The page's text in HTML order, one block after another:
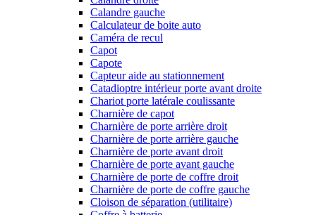
Calandre gauche
Calculateur de boite auto
Caméra de recul
Capot
Capote
Capteur aide au stationnement
Catadioptre intérieur porte avant droite
Chariot porte latérale coulissante
Charnière de capot
Charnière de porte arrière droit
Charnière de porte arrière gauche
Charnière de porte avant droit
Charnière de porte avant gauche
Charnière de porte de coffre droit
Charnière de porte de coffre gauche
Cloison de séparation (utilitaire)